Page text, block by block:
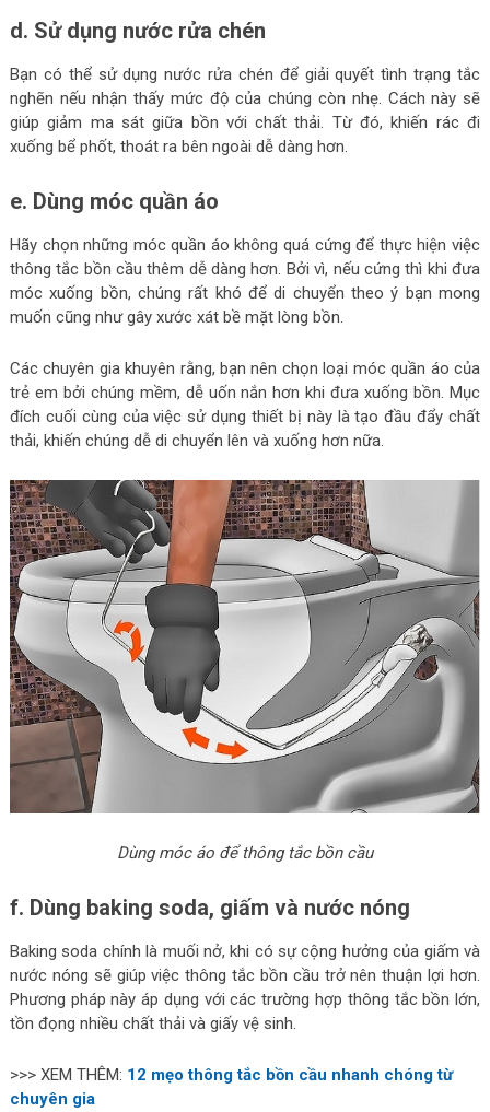
d. Sử dụng nước rửa chén
Bạn có thể sử dụng nước rửa chén để giải quyết tình trạng tắc
nghẽn nếu nhận thấy mức độ của chúng còn nhẹ. Cách này sẽ
giúp giảm ma sát giữa bồn với chất thải. Từ đó, khiến rác đi
xuống bể phốt, thoát ra bên ngoài dễ dàng hơn.
e. Dùng móc quần áo
Hãy chọn những móc quần áo không quá cứng để thực hiện việc
thông tắc bồn cầu thêm dễ dàng hơn. Bởi vì, nếu cứng thì khi đưa
móc xuống bồn, chúng rất khó để di chuyển theo ý bạn mong
muốn cũng như gây xước xát bề mặt lòng bồn.
Các chuyên gia khuyên rằng, bạn nên chọn loại móc quần áo của
trẻ em bởi chúng mềm, dễ uốn nắn hơn khi đưa xuống bồn. Mục
đích cuối cùng của việc sử dụng thiết bị này là tạo đầu đẩy chất
thải, khiến chúng dễ di chuyển lên và xuống hơn nữa.
Dùng móc áo để thông tắc bồn cầu
f. Dùng baking soda, giấm và nước nóng
Baking soda chính là muối nở, khi có sự cộng hưởng của giấm và
nước nóng sẽ giúp việc thông tắc bồn cầu trở nên thuận lợi hơn.
Phương pháp này áp dụng với các trường hợp thông tắc bồn lớn,
tồn đọng nhiều chất thải và giấy vệ sinh.
>>> XEM THÊM: 12 mẹo thông tắc bồn cầu nhanh chóng từ
chuyên gia